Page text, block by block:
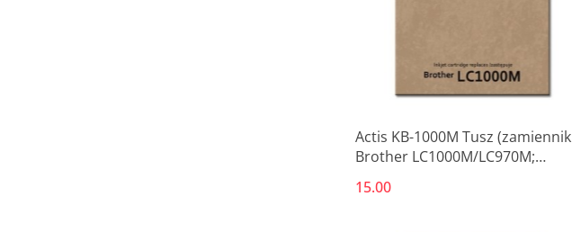
Actis KB-1000M Tusz (zamiennik
Brother LC1000M/LC970M;
15.00